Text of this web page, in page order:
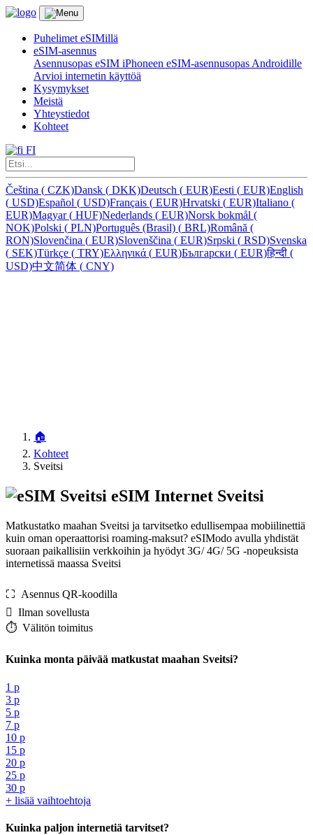
Puhelimet eSIMillä
eSIM-asennus
Asennusopas eSIM iPhoneen eSIM-asennusopas Androidille
Arvioi internetin käyttöä
Kysymykset
Meistä
Yhteystiedot
Kohteet
FI
Čeština ( CZK)Dansk ( DKK)Deutsch ( EUR)Eesti ( EUR)English
( USD)Español ( USD)Français ( EUR)Hrvatski ( EUR)Italiano (
EUR)Magyar( HUF)Nederlands ( EUR)Norsk bokmål (
NOK)Polski ( PLN)Português (Brasil) ( BRL)Română (
RON)Slovenčina ( EUR)Slovenščina ( EUR)Srpski ( RSD)Svenska
( SEK)Türkçe ( TRY)Ελληνικά ( EUR)Български ( EUR)हिन्दी (
USD)中文简体 ( CNY)
🏠
Kohteet
Sveitsi
eSIM Internet Sveitsi
Matkustatko maahan Sveitsi ja tarvitsetko edullisempaa mobiilinettiä
kuin oman operaattorisi roaming-maksut? eSIModo avulla yhdistät
suoraan paikallisiin verkkoihin ja hyödyt 3G/ 4G/ 5G -nopeuksista
internetissä maassa Sveitsi
⛶️️ Asennus QR-koodilla
️ Ilman sovellusta
⏱️️ Välitön toimitus
Kuinka monta päivää matkustat maahan Sveitsi?
1 p
3 p
5 p
7 p
10 p
15 p
20 p
25 p
30 p
+ lisää vaihtoehtoja
Kuinka paljon internetiä tarvitset?